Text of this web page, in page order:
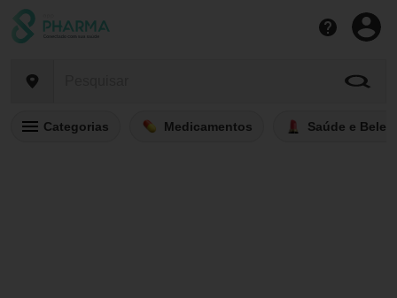
Categorias Medicamentos Saúde e